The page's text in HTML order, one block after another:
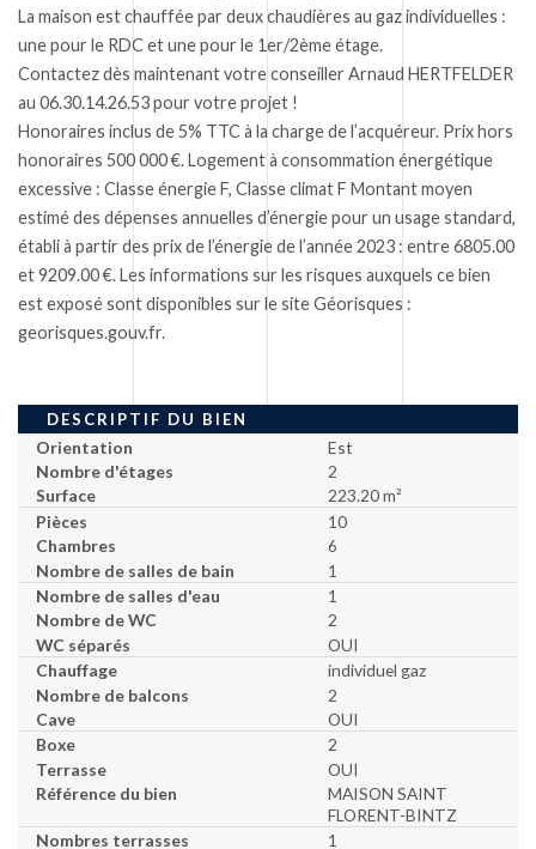
La maison est chauffée par deux chaudières au gaz individuelles :
une pour le RDC et une pour le 1er/2ème étage.
Contactez dès maintenant votre conseiller Arnaud HERTFELDER
au 06.30.14.26.53 pour votre projet !
Honoraires inclus de 5% TTC à la charge de l’acquéreur. Prix hors
honoraires 500 000 €. Logement à consommation énergétique
excessive : Classe énergie F, Classe climat F Montant moyen
estimé des dépenses annuelles d’énergie pour un usage standard,
établi à partir des prix de l’énergie de l’année 2023 : entre 6805.00
et 9209.00 €. Les informations sur les risques auxquels ce bien
est exposé sont disponibles sur le site Géorisques :
georisques.gouv.fr.
DESCRIPTIF DU BIEN
Orientation
Est
Nombre d'étages
2
Surface
223.20 m²
Pièces
10
Chambres
6
Nombre de salles de bain
1
Nombre de salles d'eau
1
Nombre de WC
2
WC séparés
OUI
Chauffage
individuel gaz
Nombre de balcons
2
Cave
OUI
Boxe
2
Terrasse
OUI
Référence du bien
MAISON SAINT
FLORENT-BINTZ
Nombres terrasses
1